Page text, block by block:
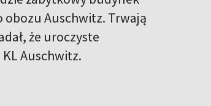
obozu Auschwitz. Trwają
że uroczyste
Auschwitz.